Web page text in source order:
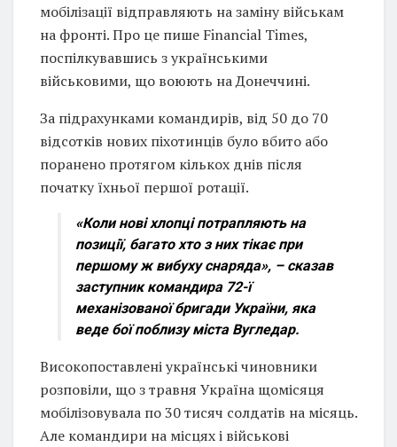
мобілізації відправляють на заміну військам
на фронті. Про це пише Financial Times,
поспілкувавшись з українськими
військовими, що воюють на Донеччині.
За підрахунками командирів, від 50 до 70
відсотків нових піхотинців було вбито або
поранено протягом кількох днів після
початку їхньої першої ротації.
«Коли нові хлопці потрапляють на
позиції, багато хто з них тікає при
першому ж вибуху снаряда», – сказав
заступник командира 72-ї
механізованої бригади України, яка
веде бої поблизу міста Вугледар.
Високопоставлені українські чиновники
розповіли, що з травня Україна щомісяця
мобілізовувала по 30 тисяч солдатів на місяць.
Але командири на місцях і військові